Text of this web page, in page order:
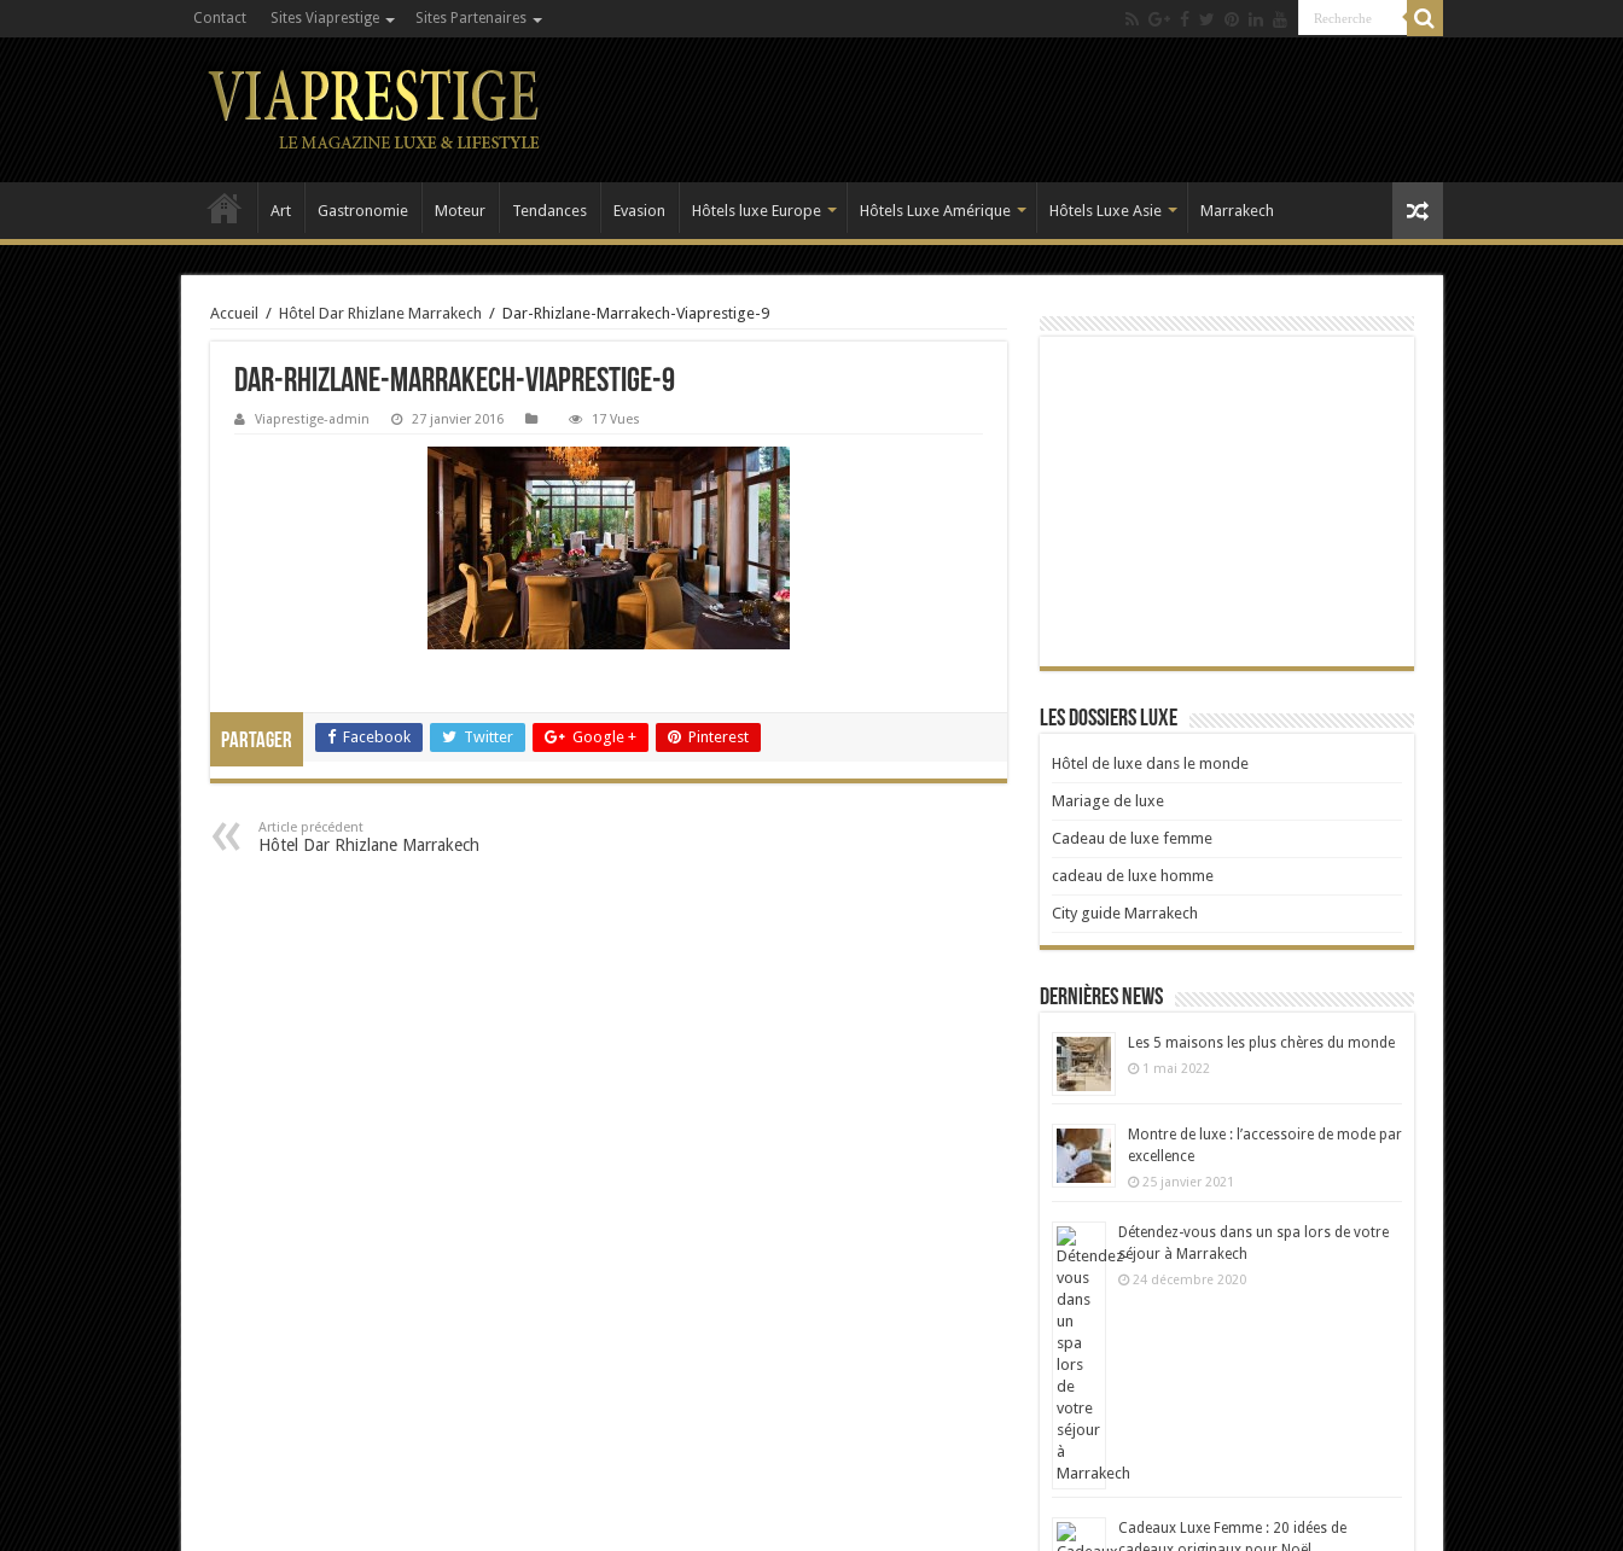
Contact Sites Viaprestige Sites Partenaires
Art Gastronomie Moteur Tendances Evasion Hôtels luxe Europe Hôtels Luxe Amérique Hôtels Luxe Asie Marrakech
Accueil / Hôtel Dar Rhizlane Marrakech / Dar-Rhizlane-Marrakech-Viaprestige-9
Dar-Rhizlane-Marrakech-Viaprestige-9
Viaprestige-admin 27 janvier 2016 17 Vues
Partager Facebook Twitter Google + Pinterest
Article précédent
Hôtel Dar Rhizlane Marrakech
Les dossiers Luxe
Hôtel de luxe dans le monde
Mariage de luxe
Cadeau de luxe femme
cadeau de luxe homme
City guide Marrakech
Dernières news
Les 5 maisons les plus chères du monde
1 mai 2022
Montre de luxe : l’accessoire de mode par
excellence
25 janvier 2021
Détendez-vous dans un spa lors de votre
séjour à Marrakech
24 décembre 2020
Cadeaux Luxe Femme : 20 idées de